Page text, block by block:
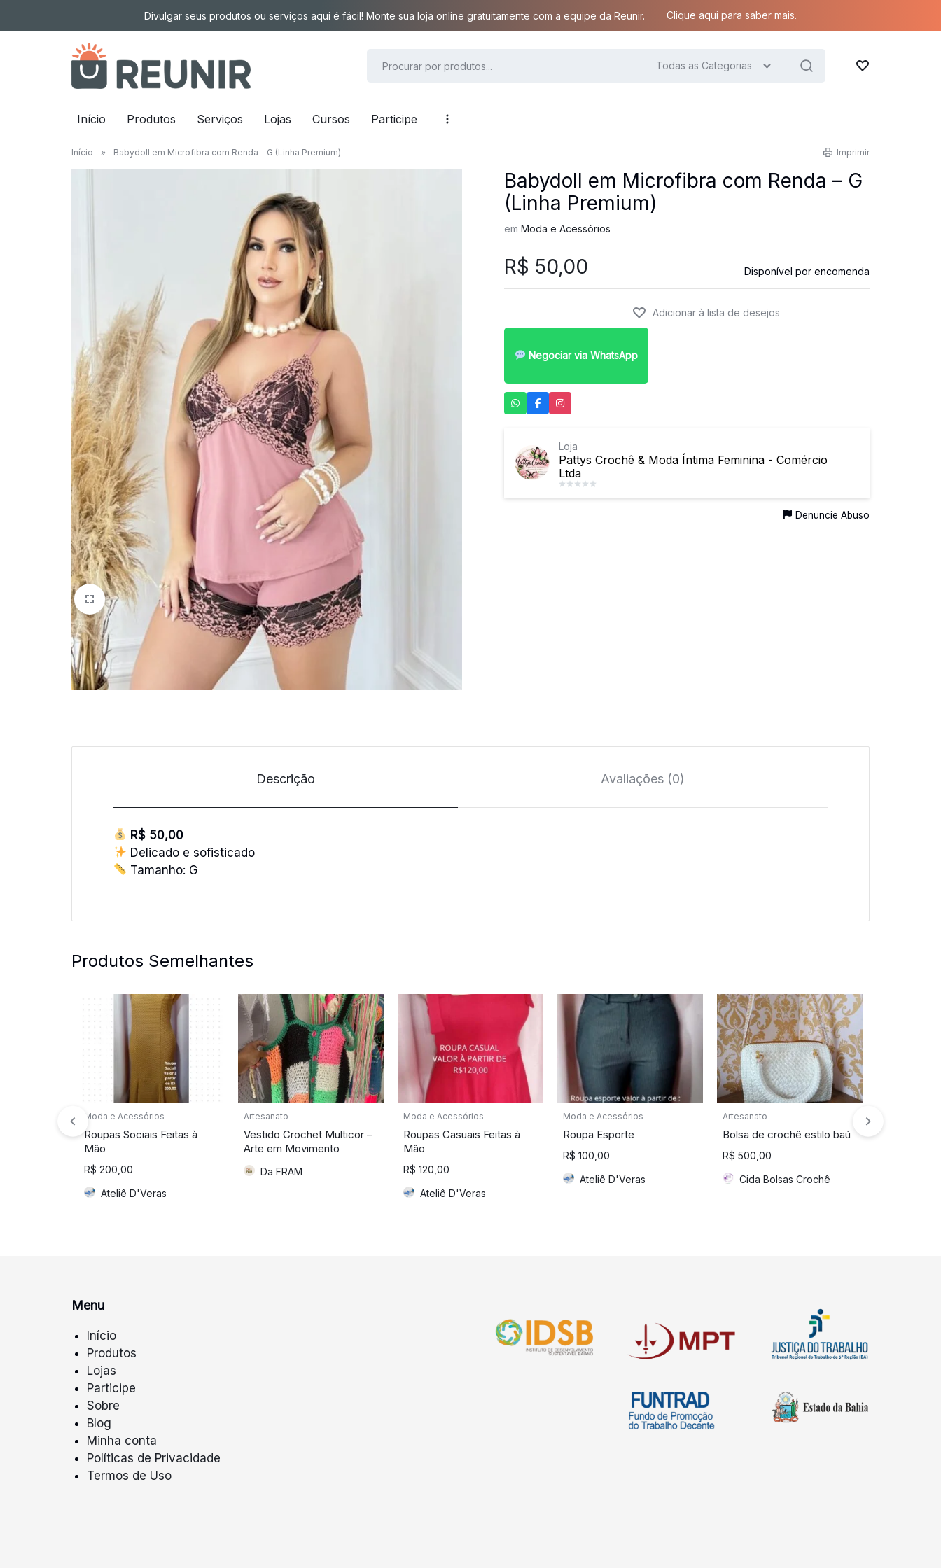
Divulgar seus produtos ou serviços aqui é fácil! Monte sua loja online gratuitamente com a equipe da Reunir. Clique aqui para saber mais.
tecnologia
quem
mais
precisa!
Todas as Categorias
Início Produtos Serviços Lojas Cursos Participe
Início » Babydoll em Microfibra com Renda – G (Linha Premium) Imprimir
Babydoll em Microfibra com Renda – G
(Linha Premium)
emModa e Acessórios
R$ 50,00 Disponível por encomenda
Negociar via WhatsApp
Pattys Crochê & Moda Íntima Feminina - Comércio
Ltda
Loja
Denuncie Abuso
Descrição Avaliações (0)
R$ 50,00
Delicado e sofisticado
Tamanho: G
Produtos Semelhantes
Moda e Acessórios
Roupas Sociais Feitas à
Mão
R$ 200,00
Ateliê D'Veras
Artesanato
Vestido Crochet Multicor –
Arte em Movimento
Da FRAM
Moda e Acessórios
Roupas Casuais Feitas à
Mão
R$ 120,00
Ateliê D'Veras
Moda e Acessórios
Roupa Esporte
R$ 100,00
Ateliê D'Veras
Artesanato
Bolsa de crochê estilo baú
R$ 500,00
Cida Bolsas Crochê
Menu
Início
Produtos
Lojas
Participe
Sobre
Blog
Minha conta
Políticas de Privacidade
Termos de Uso